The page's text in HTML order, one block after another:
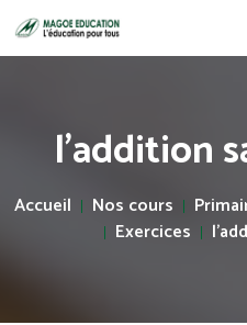
l’addition
Accueil Nos cours
Exercices